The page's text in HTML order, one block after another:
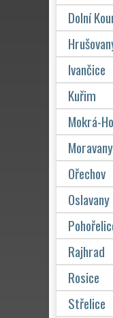
Dolní
Ivančice
Kuřim
Mokrá-
Moravany
Ořechov
Oslavany
Rajhrad
Rosice
Střelice